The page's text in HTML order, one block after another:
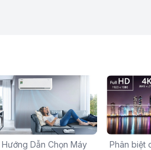
Hãng Giá Rẻ –
Tivi sale
Hướng Dẫn Chọn Máy
Phân biệt